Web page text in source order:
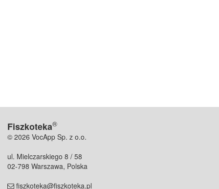
Fiszkoteka®
© 2026 VocApp Sp. z o.o.
ul. Mielczarskiego 8 / 58
02-798 Warszawa, Polska
fiszkoteka@fiszkoteka.pl